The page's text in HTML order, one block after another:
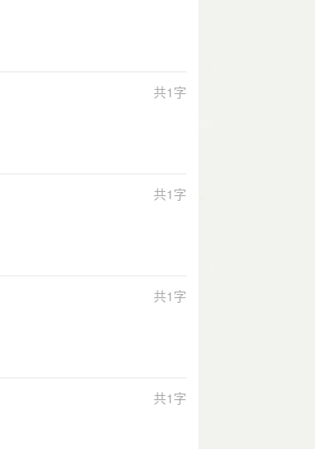
共1字
共1字
共1字
共1字